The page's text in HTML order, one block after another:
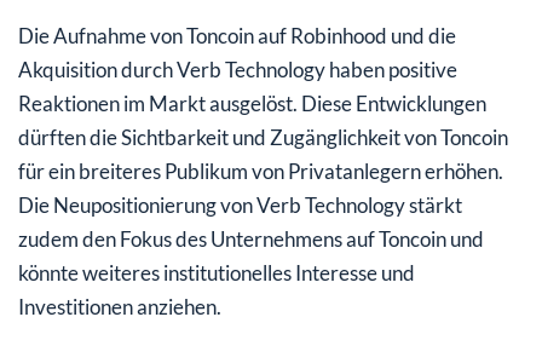
Die Aufnahme von Toncoin auf Robinhood und die
Akquisition durch Verb Technology haben positive
Reaktionen im Markt ausgelöst. Diese Entwicklungen
dürften die Sichtbarkeit und Zugänglichkeit von Toncoin
für ein breiteres Publikum von Privatanlegern erhöhen.
Die Neupositionierung von Verb Technology stärkt
zudem den Fokus des Unternehmens auf Toncoin und
könnte weiteres institutionelles Interesse und
Investitionen anziehen.